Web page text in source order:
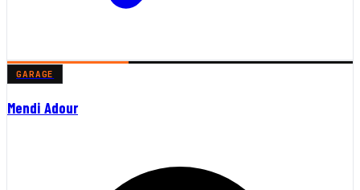
GARAGE
Mendi Adour